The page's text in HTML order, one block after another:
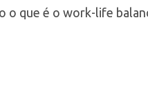
que é o work-life